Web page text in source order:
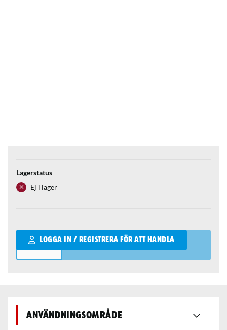
Lagerstatus
Ej i lager
LOGGA IN / REGISTRERA FÖR ATT HANDLA
Qantity
Användningsområde